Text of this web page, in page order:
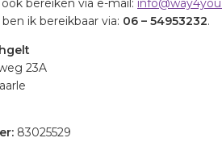
bereiken via e-mail:
ik bereikbaar via: 06 – 54953232.
23A
83025529